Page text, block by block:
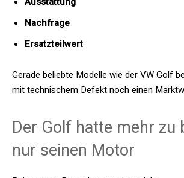
Nachfrage
Ersatzteilwert
Gerade beliebte Modelle wie der VW Golf
mit technischem Defekt noch einen
Der Golf hatte mehr zu
nur seinen Motor